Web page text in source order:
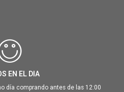
EN EL DIA
día comprando antes de las 12:00